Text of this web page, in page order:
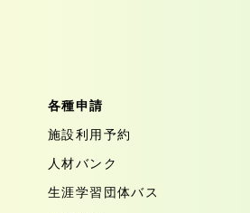
各種申請
施設利用予約
人材バンク
生涯学習団体バス